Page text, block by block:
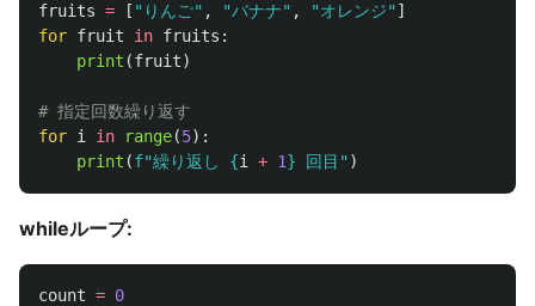
fruits = [ " りんご" , "バナナ" , "オレンジ" ]
for fruit in fruits :
print (fruit)
for i in range(5):
print (f"繰り返し {i + 1} 回目 " )
whileループ:
count = 0